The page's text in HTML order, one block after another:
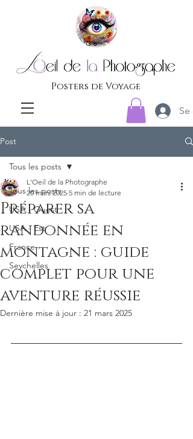
Posters de Voyage
Se
Post
Tous les posts
USA - Ouest
USA - Est
France
Seychelles
Tous les posts
Préparer sa
randonnée en
montagne : guide
complet pour une
aventure réussie
L'Oeil de la Photographe
20 mars 2025 5 min de lecture
Dernière mise à jour : 21 mars 2025